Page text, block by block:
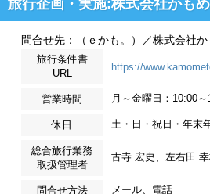
旅行企画・実施:株式会社かもめ
問合せ先：（ｅかも。）／株式会社か
旅行条件書
URL
https://
営業時間 月～金曜日：10:00
休日 土・日・祝日・年末
総合旅行業務
取扱管理者
古寺 宏史、左右田
問合せ方法 メール、電話